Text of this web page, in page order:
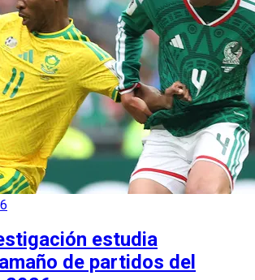
estudia
de partidos del